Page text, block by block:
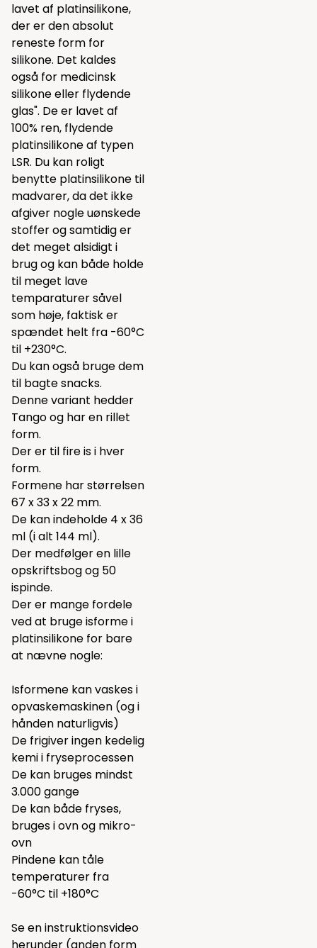
lavet af platinsilikone,
der er den absolut
reneste form for
silikone. Det kaldes
også for medicinsk
silikone eller flydende
glas". De er lavet af
100% ren, flydende
platinsilikone af typen
LSR. Du kan roligt
benytte platinsilikone til
madvarer, da det ikke
afgiver nogle uønskede
stoffer og samtidig er
det meget alsidigt i
brug og kan både holde
til meget lave
temparaturer såvel
som høje, faktisk er
spændet helt fra -60°C
til +230°C.
Du kan også bruge dem
til bagte snacks.
Denne variant hedder
Tango og har en rillet
form.
Der er til fire is i hver
form.
Formene har størrelsen
67 x 33 x 22 mm.
De kan indeholde 4 x 36
ml (i alt 144 ml).
Der medfølger en lille
opskriftsbog og 50
ispinde.
Der er mange fordele
ved at bruge isforme i
platinsilikone for bare
at nævne nogle:
Isformene kan vaskes i
opvaskemaskinen (og i
hånden naturligvis)
De frigiver ingen kedelig
kemi i fryseprocessen
De kan bruges mindst
3.000 gange
De kan både fryses,
bruges i ovn og mikro-
ovn
Pindene kan tåle
temperaturer fra
-60°C til +180°C
Se en instruktionsvideo